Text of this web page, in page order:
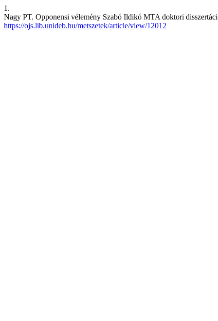
1.
Nagy PT. Opponensi vélemény Szabó Ildikó MTA doktori
https://ojs.lib.unideb.hu/metszetek/article/view/12012